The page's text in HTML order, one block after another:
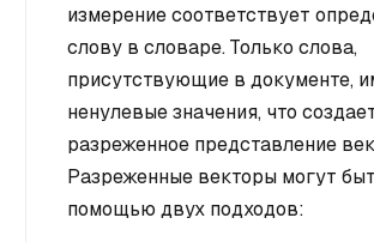
измерение соответствует
слову в словаре. Только слова,
присутствующие в документе,
ненулевые значения, что
разреженное представление
Разреженные векторы могут
помощью двух подходов: